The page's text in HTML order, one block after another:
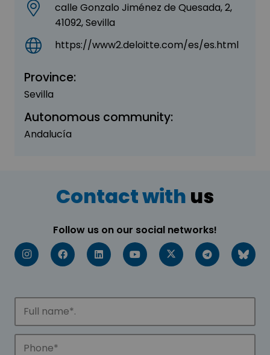
calle Gonzalo Jiménez de Quesada, 2,
41092, Sevilla
https://www2.deloitte.com/es/es.html
Province:
Sevilla
Autonomous community:
Andalucía
Contact with us
Follow us on our social networks!